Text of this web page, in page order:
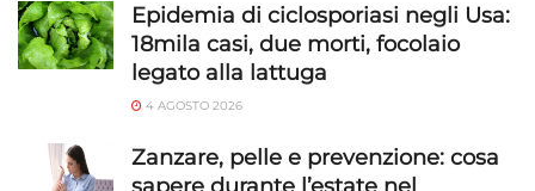
Epidemia di ciclosporiasi negli Usa:
18mila casi, due morti, focolaio
legato alla lattuga
4 AGOSTO 2026
Zanzare, pelle e prevenzione: cosa